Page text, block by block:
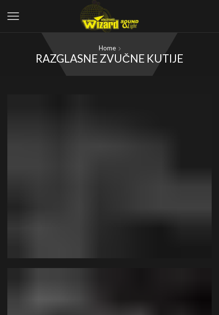
Home
RAZGLASNE ZVUČNE KUTIJE